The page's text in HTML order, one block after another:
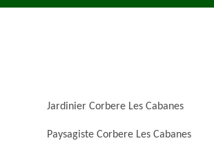
Jardinier Corbere Les Cabanes
Paysagiste Corbere Les Cabanes